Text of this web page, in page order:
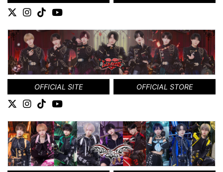
OFFICIAL SITE OFFICIAL STORE